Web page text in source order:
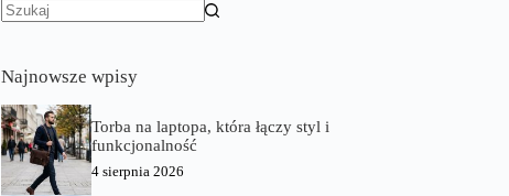
Najnowsze wpisy
Torba na laptopa, która łączy styl i
funkcjonalność
4 sierpnia 2026